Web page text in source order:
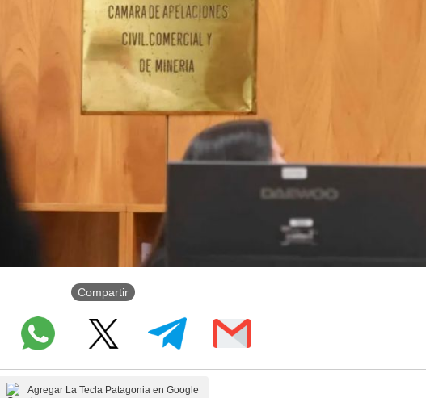
Compartir
Agregar La Tecla Patagonia en Google